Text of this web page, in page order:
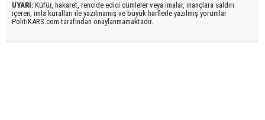
UYARI: Küfür, hakaret, rencide edici cümleler veya imalar, inançlara saldırı
içeren, imla kuralları ile yazılmamış ve büyük harflerle yazılmış yorumlar
PolitiKARS.com tarafından onaylanmamaktadır.